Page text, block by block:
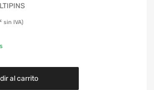
€
al carrito